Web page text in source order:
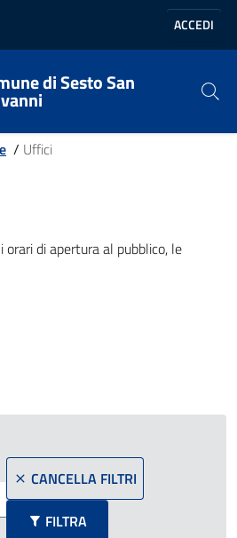
ACCEDI
di Sesto San
/ Uffici
orari di apertura al pubblico, le
CANCELLA FILTRI
FILTRA